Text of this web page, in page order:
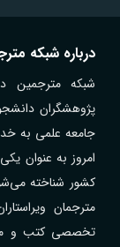
درباره شبکه
پژوهشگران
جامعه علمی به
امروز به عنوان
کشور شناخته
مترجمان
تخصصی کتب و